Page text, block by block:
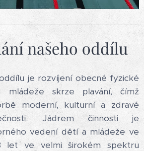
našeho oddílu
je rozvíjení obecné fyzické
skrze plavání, čímž
moderní, kulturní a zdravé
Jádrem činnosti je
vedení dětí a mládeže ve
let ve velmi širokém spektru